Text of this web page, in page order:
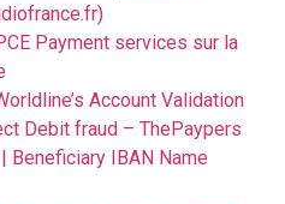
Payment services sur la
Account Validation
Debit fraud – ThePaypers
Beneficiary IBAN Name